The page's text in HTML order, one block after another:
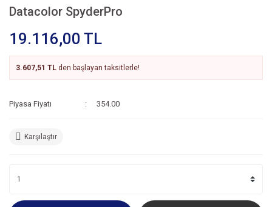
Datacolor SpyderPro
19.116,00 TL
3.607,51 TL den başlayan taksitlerle!
Piyasa Fiyatı 354.00
Karşılaştır